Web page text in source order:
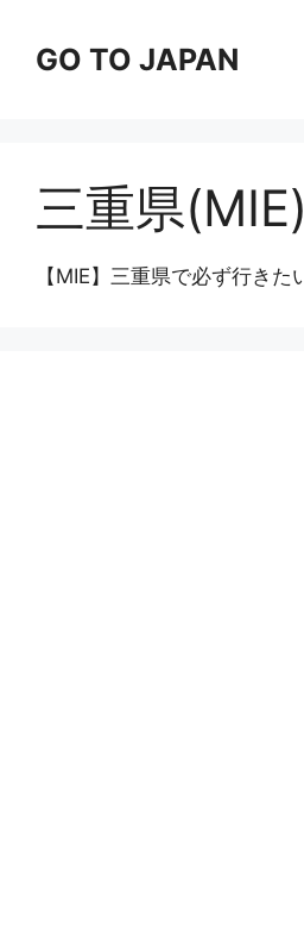
GO TO JAPAN
三重県(MIE)
【MIE】三重県で必ず行きた